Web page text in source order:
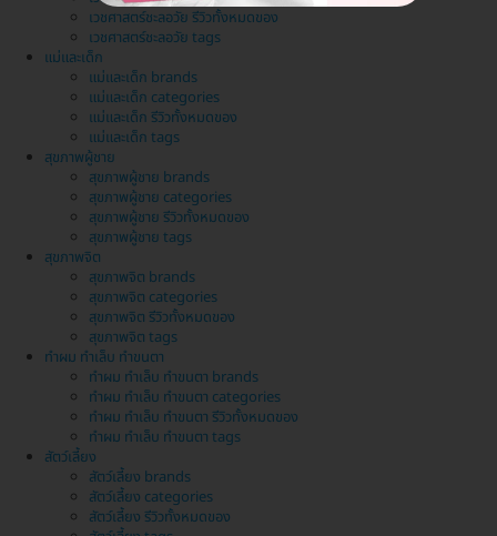
เวชศาสตร์ชะลอวัย รีวิวทั้งหมดของ
เวชศาสตร์ชะลอวัย tags
แม่และเด็ก
แม่และเด็ก brands
แม่และเด็ก categories
แม่และเด็ก รีวิวทั้งหมดของ
แม่และเด็ก tags
สุขภาพผู้ชาย
สุขภาพผู้ชาย brands
สุขภาพผู้ชาย categories
สุขภาพผู้ชาย รีวิวทั้งหมดของ
สุขภาพผู้ชาย tags
สุขภาพจิต
สุขภาพจิต brands
สุขภาพจิต categories
สุขภาพจิต รีวิวทั้งหมดของ
สุขภาพจิต tags
ทำผม ทำเล็บ ทำขนตา
ทำผม ทำเล็บ ทำขนตา brands
ทำผม ทำเล็บ ทำขนตา categories
ทำผม ทำเล็บ ทำขนตา รีวิวทั้งหมดของ
ทำผม ทำเล็บ ทำขนตา tags
สัตว์เลี้ยง
สัตว์เลี้ยง brands
สัตว์เลี้ยง categories
สัตว์เลี้ยง รีวิวทั้งหมดของ